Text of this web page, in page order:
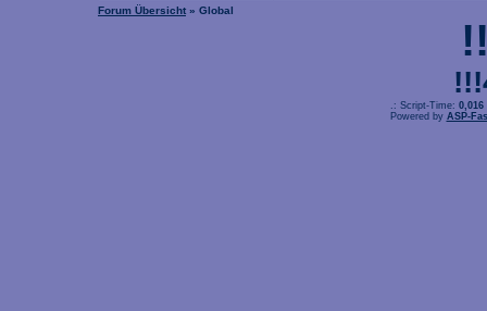
Forum Übersicht » Global
.: Script-Time: 0,016
Powered by ASP-